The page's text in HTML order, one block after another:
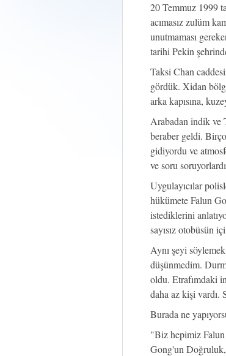
20 Temmuz 1999
acımasız zulüm
unutmaması
tarihi Pekin
Taksi Chan
gördük. Xidan
arka kapısına,
Arabadan indik ve
beraber geldi.
gidiyordu ve
ve soru
Uygulayıcılar
hükümete Falun
istediklerini
sayısız otobüsün
Aynı şeyi
düşünmedim.
oldu. Etrafımdaki
daha az kişi vardı.
Burada ne
"Biz hepimiz Falun
Gong'un